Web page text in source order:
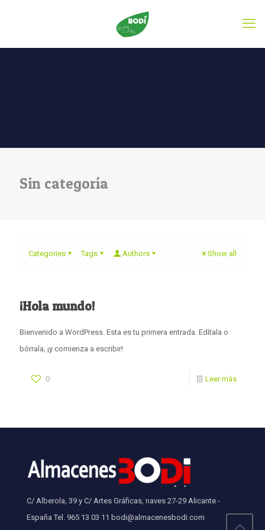
Sin categoría
Categories Tags Authors Show all
¡Hola mundo!
Bienvenido a WordPress. Esta es tu primera entrada. Edítala o
bórrala, ¡y comienza a escribir!
0 Leer más
C/ Alberola, 39 y C/ Artes Gráficas, naves 27-29 Alicante -
España Tel. 965 13 03 11 bodi@almacenesbodi.com